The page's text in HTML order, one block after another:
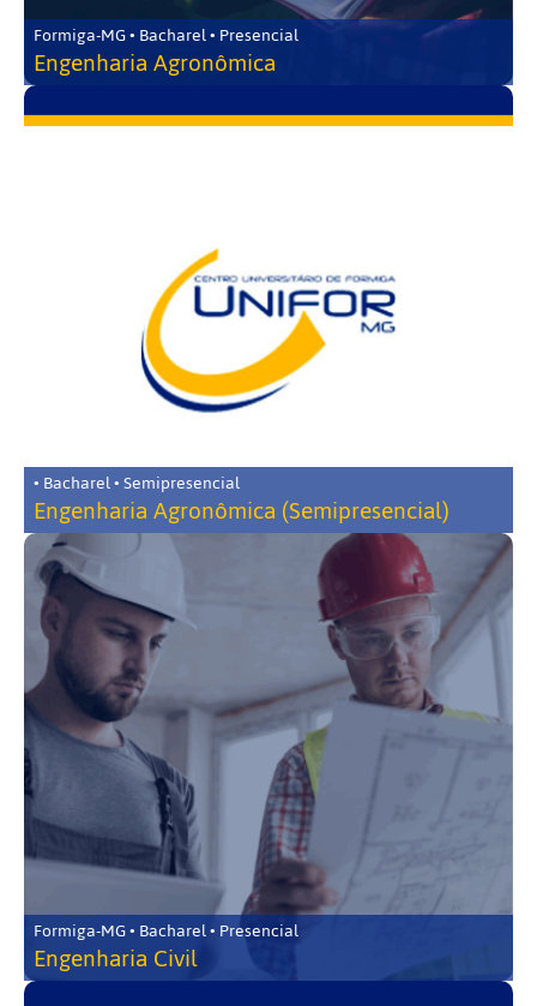
Formiga-MG • Bacharel • Presencial
Engenharia Agronômica
• Bacharel • Semipresencial
Engenharia Agronômica (Semipresencial)
Formiga-MG • Bacharel • Presencial
Engenharia Civil